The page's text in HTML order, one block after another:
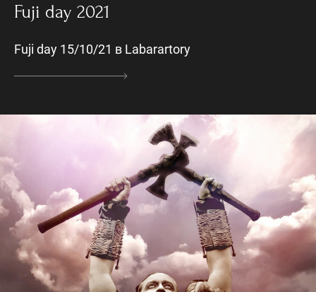
Fuji day 2021
Fuji day 15/10/21 в Labarartory